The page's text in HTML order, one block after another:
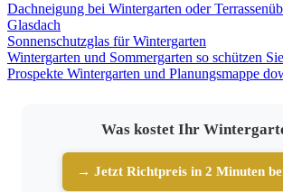
Dachneigung bei Wintergarten oder
Glasdach
Sonnenschutzglas für Wintergarten
Wintergarten und Sommergarten so schützen
Prospekte Wintergarten und Planungsmappe
Was kostet Ihr
→ Jetzt Richtpreis in 2 Minuten